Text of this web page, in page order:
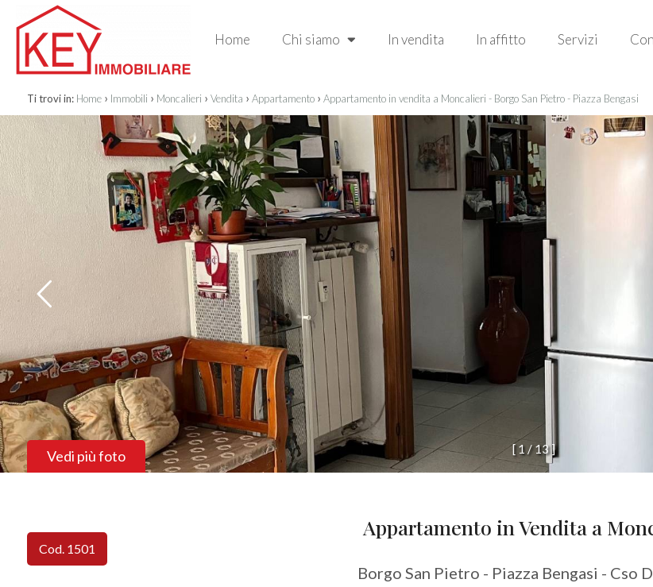
Home Chi siamo In vendita In affitto Servizi
Ti trovi in: Home › Immobili › Moncalieri › Vendita › Appartamento › Appartamento in vendita a Moncalieri - Borgo San Pietro - Piazza Bengasi
[ 1 / 13 ]
Vedi più foto
Cod. 1501
Appartamento in Vendita a
Borgo San Pietro - Piazza Bengasi - Cso